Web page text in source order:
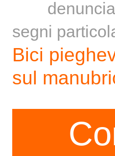
segni
Bici
sul